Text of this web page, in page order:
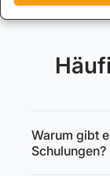
Warum gibt
Schulungen?